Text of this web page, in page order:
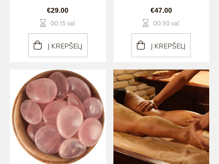
€29.00
00:15 val.
Į KREPŠELĮ
€47.00
00:30 val.
Į KREPŠELĮ